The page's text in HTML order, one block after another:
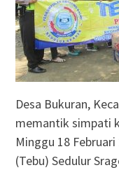
Desa Bukuran,
memantik simpati
Minggu 18
(Tebu) Sedulur